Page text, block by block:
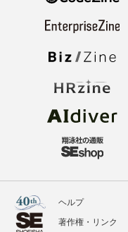
ヘルプ
著作権・リンク